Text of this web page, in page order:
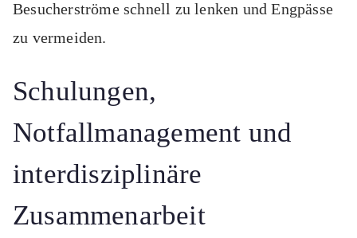
Besucherströme schnell zu lenken und Engpässe
zu vermeiden.
Schulungen,
Notfallmanagement und
interdisziplinäre
Zusammenarbeit